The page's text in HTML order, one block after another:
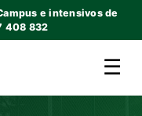
e intensivos de
408 832
☰